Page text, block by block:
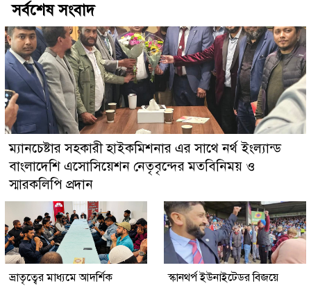
সর্বশেষ সংবাদ
ম্যানচেষ্টার সহকারী হাইকমিশনার এর সাথে নর্থ ইংল্যান্ড
বাংলাদেশি এসোসিয়েশন নেতৃবৃন্দের মতবিনিময় ও
স্মারকলিপি প্রদান
ভ্রাতৃত্বের মাধ্যমে আদর্শিক
স্কানথর্প ইউনাইটেডর বিজয়ে